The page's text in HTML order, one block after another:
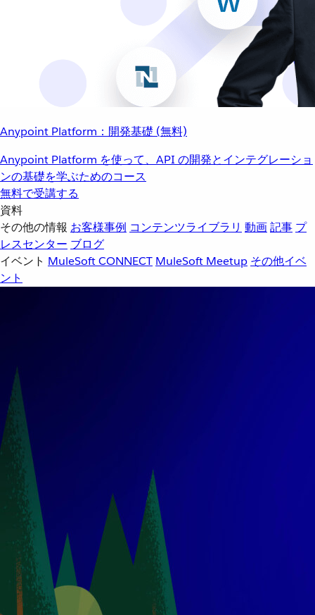
Anypoint Platform：開発基礎 (無料)
Anypoint Platform を使って、API の開発とインテグレーショ
ンの基礎を学ぶためのコース
無料で受講する
資料
その他の情報 お客様事例 コンテンツライブラリ 動画記事 プ
レスセンター ブログ
イベント MuleSoft CONNECT MuleSoft Meetup その他イベ
ント